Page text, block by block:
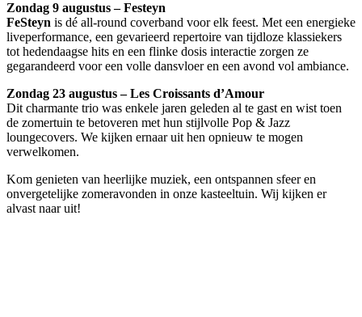
Zondag 9 augustus – Festeyn
FeSteyn is dé all-round coverband voor elk feest. Met een energieke
liveperformance, een gevarieerd repertoire van tijdloze klassiekers
tot hedendaagse hits en een flinke dosis interactie zorgen ze
gegarandeerd voor een volle dansvloer en een avond vol ambiance.
Zondag 23 augustus – Les Croissants d’Amour
Dit charmante trio was enkele jaren geleden al te gast en wist toen
de zomertuin te betoveren met hun stijlvolle Pop & Jazz
loungecovers. We kijken ernaar uit hen opnieuw te mogen
verwelkomen.
Kom genieten van heerlijke muziek, een ontspannen sfeer en
onvergetelijke zomeravonden in onze kasteeltuin. Wij kijken er
alvast naar uit!